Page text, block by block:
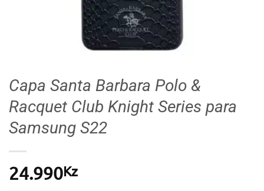
Capa Santa Barbara Polo &
Racquet Club Knight Series para
Samsung S22
24.990Kz